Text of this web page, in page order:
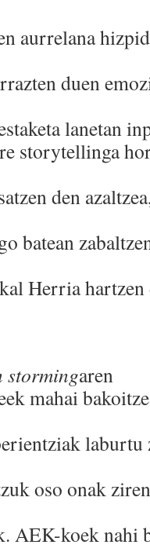
aurrelana
duen
lanetan
storytellinga
den
batean
Herria
stormingaren
mahai
laburtu
oso onak
AEK-koek nahi